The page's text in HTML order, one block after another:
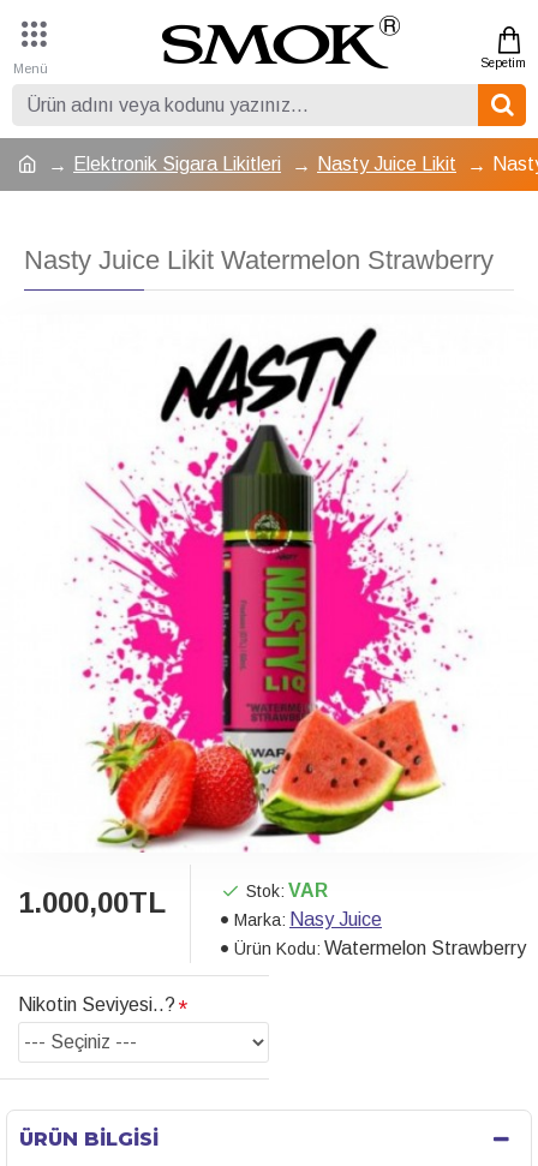
Elektronik Sigara Likitleri Nasty Juice Likit
Nasty Juice Likit Watermelon Strawberry
1.000,00TL Stok: VAR
Marka: Nasy Juice
Ürün Kodu: Watermelon Strawberry
Nikotin Seviyesi..?
ÜRÜN BILGISI